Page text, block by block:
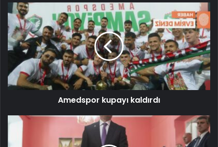
Amedspor kupayı kaldırdı